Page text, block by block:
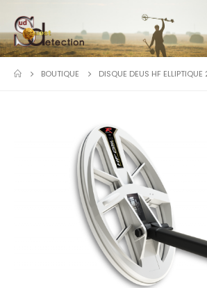
BOUTIQUE DISQUE DEUS HF ELLIPTIQUE